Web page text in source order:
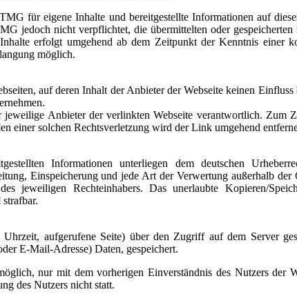
für eigene Inhalte und bereitgestellte Informationen auf
jedoch nicht verpflichtet, die übermittelten oder gespeicherten
erfolgt umgehend ab dem Zeitpunkt der Kenntnis einer
möglich.
auf deren Inhalt der Anbieter der Webseite keinen Einfluss
Anbieter der verlinkten Webseite verantwortlich. Zum
einer solchen Rechtsverletzung wird der Link umgehend
Informationen unterliegen dem deutschen
Einspeicherung und jede Art der Verwertung außerhalb der
jeweiligen Rechteinhabers. Das unerlaubte Kopieren/
aufgerufene Seite) über den Zugriff auf dem Server
E-Mail-Adresse) Daten, gespeichert.
nur mit dem vorherigen Einverständnis des Nutzers der
des Nutzers nicht statt.